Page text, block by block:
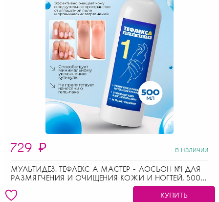
729 ₽ в наличии
МУЛЬТИДЕЗ, ТЕФЛЕКС А МАСТЕР - ЛОСЬОН №1 ДЛЯ
РАЗМЯГЧЕНИЯ И ОЧИЩЕНИЯ КОЖИ И НОГТЕЙ, 500
КУПИТЬ